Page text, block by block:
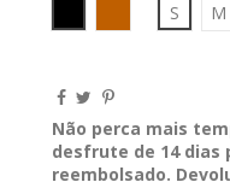
S
M
Não perca mais
desfrute de 14 dias
reembolsado.